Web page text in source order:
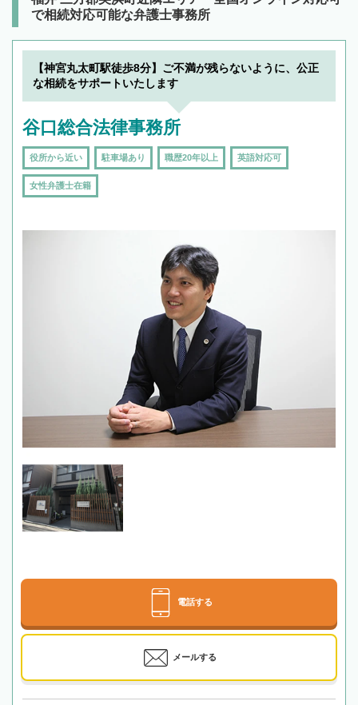
で相続対応可能な弁護士事務所
【神宮丸太町駅徒歩8分】ご不満が残らないように、公正
な相続をサポートいたします
谷口総合法律事務所
役所から近い 駐車場あり 職歴20年以上 英語対応可
女性弁護士在籍
電話する
メールする